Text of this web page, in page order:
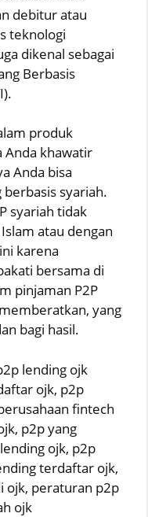
debitur atau
teknologi
dikenal sebagai
Berbasis
produk
Anda khawatir
Anda bisa
syariah.
syariah tidak
atau dengan
karena
bersama di
pinjaman P2P
yang
bagi hasil.
lending ojk
ojk, p2p
fintech
p2p yang
ojk, p2p
terdaftar ojk,
ojk, peraturan p2p
ojk